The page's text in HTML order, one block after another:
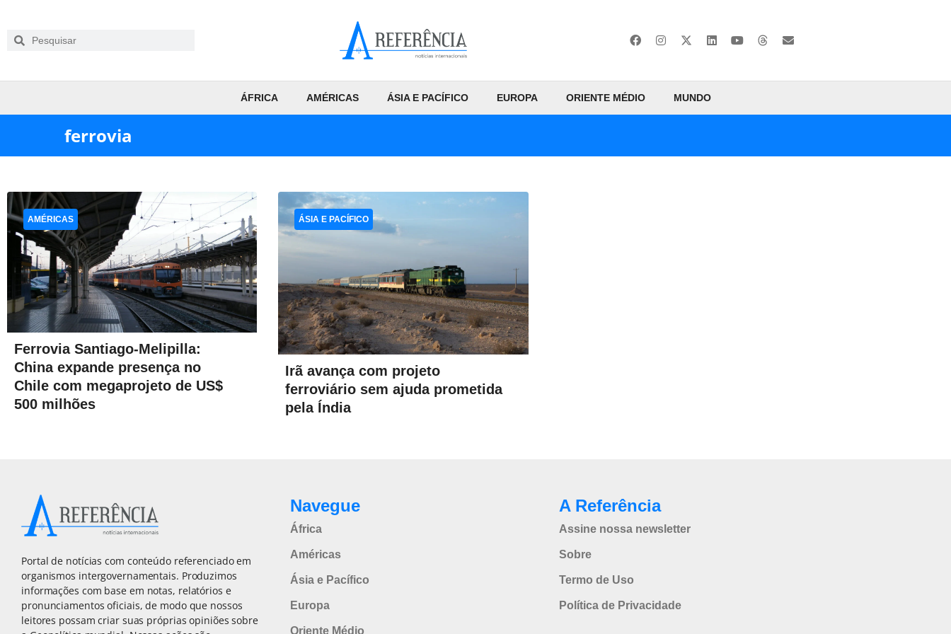
ÁFRICA AMÉRICAS ÁSIA E PACÍFICO EUROPA ORIENTE MÉDIO MUNDO
ferrovia
Ferrovia Santiago-Melipilla:
China expande presença no
Chile com megaprojeto de US$
500 milhões
AMÉRICAS
Irã avança com projeto
ferroviário sem ajuda prometida
pela Índia
ÁSIA E PACÍFICO
Portal de notícias com conteúdo referenciado em
organismos intergovernamentais. Produzimos
informações com base em notas, relatórios e
pronunciamentos oficiais, de modo que nossos
leitores possam criar suas próprias opiniões sobre
Navegue
África
Américas
Ásia e Pacífico
Europa
Oriente Médio
A Referência
Assine nossa newsletter
Sobre
Termo de Uso
Política de Privacidade